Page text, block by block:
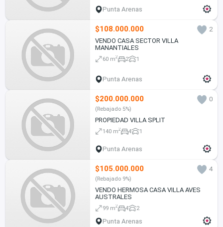
Punta Arenas
$108.000.000
2
VENDO CASA SECTOR VILLA
MANANTIALES
60 m2 2 1
Punta Arenas
$200.000.000 0
(Rebajado 5%)
PROPIEDAD VILLA SPLIT
140 m2 4 1
Punta Arenas
$105.000.000 4
(Rebajado 9%)
VENDO HERMOSA CASA VILLA AVES
AUSTRALES
99 m2 4 2
Punta Arenas